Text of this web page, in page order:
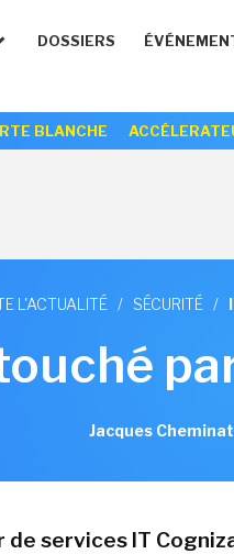
DOSSIERS
BLANCHE
L'ACTUALITÉ / SÉCURITÉ /
Jacques Cheminat
de services IT